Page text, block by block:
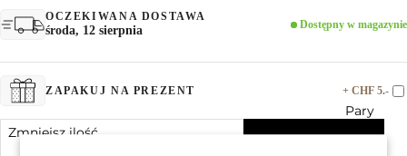
Pary
OCZEKIWANA DOSTAWA
środa, 12 sierpnia Dostępny w magazynie
ZAPAKUJ NA PREZENT + CHF 5.-
Zmniejsz ilość